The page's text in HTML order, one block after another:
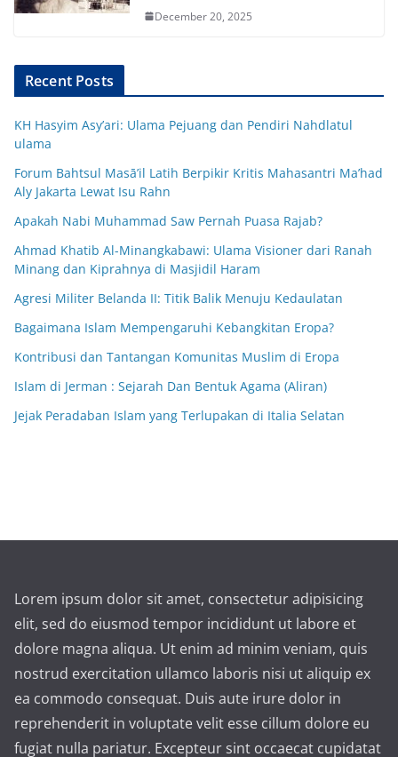
December 20, 2025
Recent Posts
KH Hasyim Asy’ari: Ulama Pejuang dan Pendiri Nahdlatul
ulama
Forum Bahtsul Masā’il Latih Berpikir Kritis Mahasantri Ma’had
Aly Jakarta Lewat Isu Rahn
Apakah Nabi Muhammad Saw Pernah Puasa Rajab?
Ahmad Khatib Al-Minangkabawi: Ulama Visioner dari Ranah
Minang dan Kiprahnya di Masjidil Haram
Agresi Militer Belanda II: Titik Balik Menuju Kedaulatan
Bagaimana Islam Mempengaruhi Kebangkitan Eropa?
Kontribusi dan Tantangan Komunitas Muslim di Eropa
Islam di Jerman : Sejarah Dan Bentuk Agama (Aliran)
Jejak Peradaban Islam yang Terlupakan di Italia Selatan
Lorem ipsum dolor sit amet, consectetur adipisicing
elit, sed do eiusmod tempor incididunt ut labore et
dolore magna aliqua. Ut enim ad minim veniam, quis
nostrud exercitation ullamco laboris nisi ut aliquip ex
ea commodo consequat. Duis aute irure dolor in
reprehenderit in voluptate velit esse cillum dolore eu
fugiat nulla pariatur. Excepteur sint occaecat cupidatat